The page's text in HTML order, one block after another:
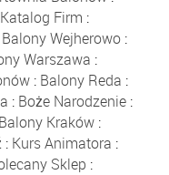
Katalog Firm :
Balony Wejherowo:
Warszawa :
: Balony Reda :
: Boże Narodzenie:
Balony Kraków :
: Kurs Animatora :
Sklep :